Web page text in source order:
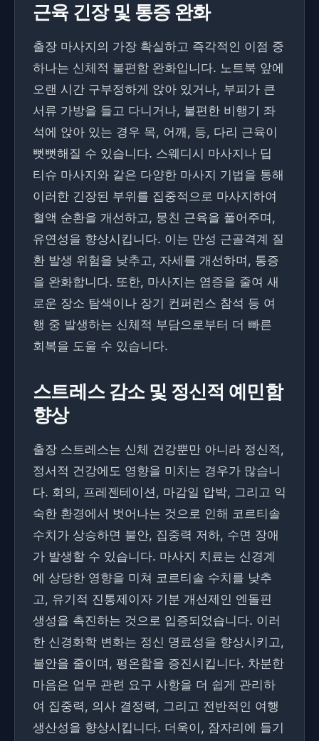
근육 긴장 및 통증 완화
출장 마사지의 가장 확실하고 즉각적인 이점 중
하나는 신체적 불편함 완화입니다. 노트북 앞에
오랜 시간 구부정하게 앉아 있거나, 부피가 큰
서류 가방을 들고 다니거나, 불편한 비행기 좌
석에 앉아 있는 경우 목, 어깨, 등, 다리 근육이
뻣뻣해질 수 있습니다. 스웨디시 마사지나 딥
티슈 마사지와 같은 다양한 마사지 기법을 통해
이러한 긴장된 부위를 집중적으로 마사지하여
혈액 순환을 개선하고, 뭉친 근육을 풀어주며,
유연성을 향상시킵니다. 이는 만성 근골격계 질
환 발생 위험을 낮추고, 자세를 개선하며, 통증
을 완화합니다. 또한, 마사지는 염증을 줄여 새
로운 장소 탐색이나 장기 컨퍼런스 참석 등 여
행 중 발생하는 신체적 부담으로부터 더 빠른
회복을 도울 수 있습니다.
스트레스 감소 및 정신적 예민함
향상
출장 스트레스는 신체 건강뿐만 아니라 정신적,
정서적 건강에도 영향을 미치는 경우가 많습니
다. 회의, 프레젠테이션, 마감일 압박, 그리고 익
숙한 환경에서 벗어나는 것으로 인해 코르티솔
수치가 상승하면 불안, 집중력 저하, 수면 장애
가 발생할 수 있습니다. 마사지 치료는 신경계
에 상당한 영향을 미쳐 코르티솔 수치를 낮추
고, 유기적 진통제이자 기분 개선제인 엔돌핀
생성을 촉진하는 것으로 입증되었습니다. 이러
한 신경화학 변화는 정신 명료성을 향상시키고,
불안을 줄이며, 평온함을 증진시킵니다. 차분한
마음은 업무 관련 요구 사항을 더 쉽게 관리하
여 집중력, 의사 결정력, 그리고 전반적인 여행
생산성을 향상시킵니다. 더욱이, 잠자리에 들기